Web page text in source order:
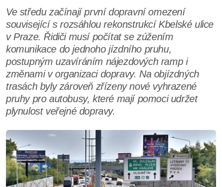
Ve středu začínají první dopravní omezení
související s rozsáhlou rekonstrukcí Kbelské ulice
v Praze. Řidiči musí počítat se zúžením
komunikace do jednoho jízdního pruhu,
postupným uzavíráním nájezdových ramp i
změnami v organizaci dopravy. Na objízdných
trasách byly zároveň zřízeny nové vyhrazené
pruhy pro autobusy, které mají pomoci udržet
plynulost veřejné dopravy.